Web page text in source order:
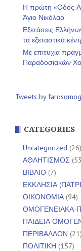
Η πρώτη «Οδός
Άγιο Νικόλαο
Εξετάσεις
τα εξεταστικά
Με επιτυχία
Παραδοσιακών
Tweets by
CATEGORIES
Uncategorized (26)
ΑΘΛΗΤΙΣΜΟΣ
ΒΙΒΛΙΟ (7)
ΕΚΚΛΗΣΙΑ
ΟΙΚΟΝΟΜΙΑ(94)
ΟΜΟΓΕΝΕΙΑΚΑ-
ΠΑΙΔΕΙΑ
ΠΕΡΙΒΑΛΛΟΝ (21)
ΠΟΛΙΤΙΚΗ (157)